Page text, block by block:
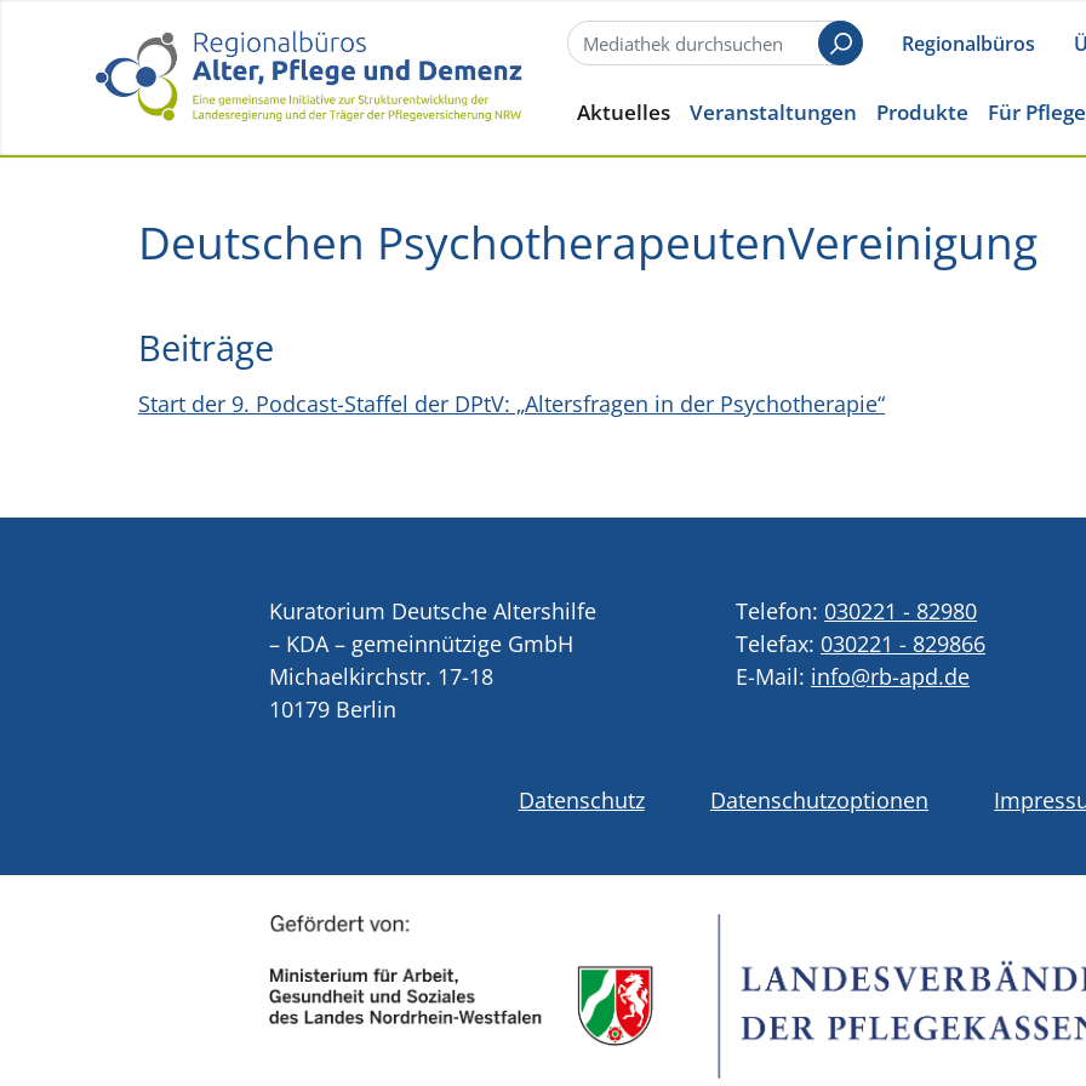
SuchenRegionalbüros
Aktuelles Veranstaltungen Produkte Für
Deutschen PsychotherapeutenVereinigung
Beiträge
Start der 9. Podcast-Staffel der DPtV: „Altersfragen in der Psychotherapie“
Kuratorium Deutsche Altershilfe
– KDA – gemeinnützige GmbH
Michaelkirchstr. 17-18
10179 Berlin
Telefon: 030221 - 82980
Telefax: 030221 - 829866
E-Mail: info@rb-apd.de
Datenschutz Datenschutzoptionen